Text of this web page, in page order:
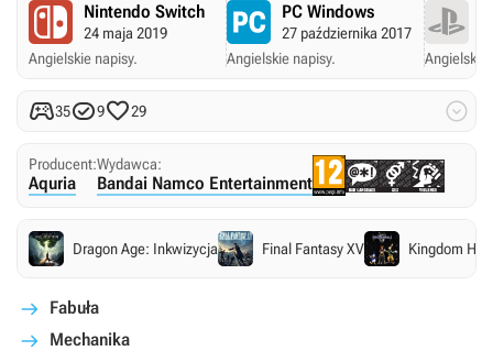
Nintendo Switch
24 maja 2019
Angielskie napisy.
PC Windows
27 października 2017
Angielskie napisy.
Angielskie
35929 
Producent:
Aquria
Wydawca:
Bandai Namco Entertainment
Dragon Age: Inkwizycja Final Fantasy XV Kingdom
Fabuła
Mechanika